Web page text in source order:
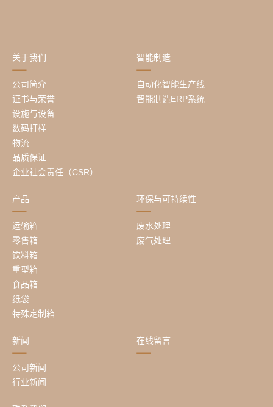
关于我们
公司简介
证书与荣誉
设施与设备
数码打样
物流
品质保证
企业社会责任（CSR）
智能制造
自动化智能生产线
智能制造ERP系统
产品
运输箱
零售箱
饮料箱
重型箱
食品箱
纸袋
特殊定制箱
环保与可持续性
废水处理
废气处理
新闻
公司新闻
行业新闻
在线留言